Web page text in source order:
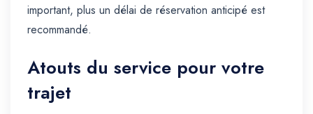
important, plus un délai de réservation anticipé est
recommandé.
Atouts du service pour votre
trajet